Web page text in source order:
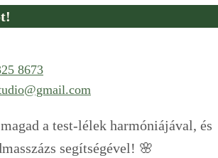
!
8673
a test-lélek harmóniájával, és
segítségével! 🌸